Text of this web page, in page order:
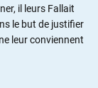
il leurs Fallait
le but de justifier
leur conviennent